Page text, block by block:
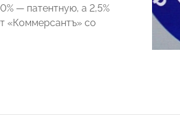
— патентную, а 2,5%
«Коммерсантъ» со